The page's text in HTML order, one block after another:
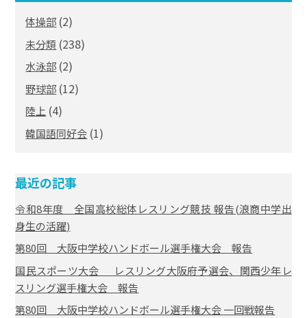
体操部 (2)
未分類 (238)
水泳部 (2)
野球部 (12)
陸上 (4)
韓国語同好会 (1)
最近の記事
令和8年度 全国高校総体レスリング競技 報告(浪商中学出
身生の活躍)
第80回 大阪中学校ハンドボール選手権大会 報告
国民スポーツ大会 レスリング大阪府予選会、関西少年レ
スリング選手権大会 報告
第80回 大阪中学校ハンドボール選手権大会 一回戦報告